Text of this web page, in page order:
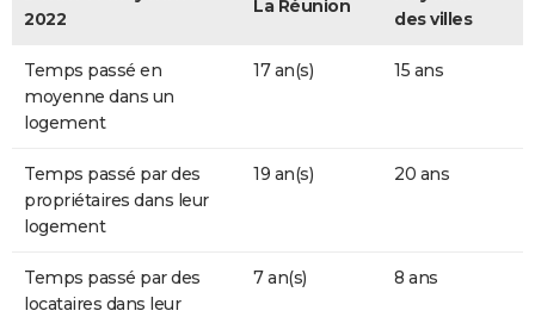
2022
La Réunion
des villes
Temps passé en
moyenne dans un
logement
17 an(s) 15 ans
Temps passé par des
propriétaires dans leur
logement
19 an(s) 20 ans
Temps passé par des
locataires dans leur
7 an(s) 8 ans